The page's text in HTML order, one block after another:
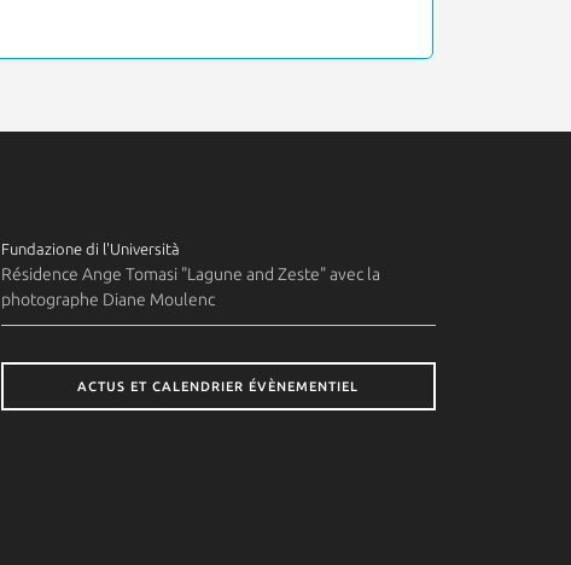
Fundazione di l'Università
Résidence Ange Tomasi "Lagune and Zeste" avec la
photographe Diane Moulenc
ACTUS ET CALENDRIER ÉVÈNEMENTIEL